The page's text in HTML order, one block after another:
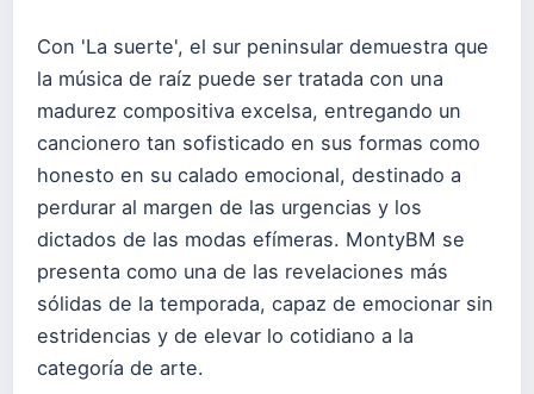
Con 'La suerte', el sur peninsular demuestra que
la música de raíz puede ser tratada con una
madurez compositiva excelsa, entregando un
cancionero tan sofisticado en sus formas como
honesto en su calado emocional, destinado a
perdurar al margen de las urgencias y los
dictados de las modas efímeras. MontyBM se
presenta como una de las revelaciones más
sólidas de la temporada, capaz de emocionar sin
estridencias y de elevar lo cotidiano a la
categoría de arte.